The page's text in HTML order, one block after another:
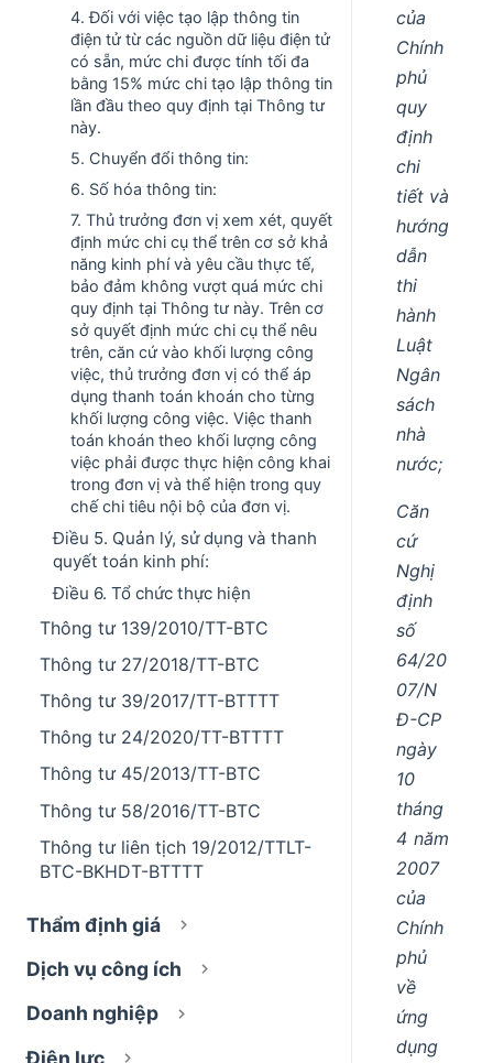
4. Đối với việc tạo lập thông tin
điện tử từ các nguồn dữ liệu điện tử
có sẵn, mức chi được tính tối đa
bằng 15% mức chi tạo lập thông tin
lần đầu theo quy định tại Thông tư
này.
5. Chuyển đổi thông tin:
6. Số hóa thông tin:
7. Thủ trưởng đơn vị xem xét, quyết
định mức chi cụ thể trên cơ sở khả
năng kinh phí và yêu cầu thực tế,
bảo đảm không vượt quá mức chi
quy định tại Thông tư này. Trên cơ
sở quyết định mức chi cụ thể nêu
trên, căn cứ vào khối lượng công
việc, thủ trưởng đơn vị có thể áp
dụng thanh toán khoán cho từng
khối lượng công việc. Việc thanh
toán khoán theo khối lượng công
việc phải được thực hiện công khai
trong đơn vị và thể hiện trong quy
chế chi tiêu nội bộ của đơn vị.
Điều 5. Quản lý, sử dụng và thanh
quyết toán kinh phí:
Điều 6. Tổ chức thực hiện
Thông tư 139/2010/TT-BTC
Thông tư 27/2018/TT-BTC
Thông tư 39/2017/TT-BTTTT
Thông tư 24/2020/TT-BTTTT
Thông tư 45/2013/TT-BTC
Thông tư 58/2016/TT-BTC
Thông tư liên tịch 19/2012/TTLT-
BTC-BKHDT-BTTTT
Thẩm định giá
Dịch vụ công ích
Doanh nghiệp
Điện lực
của
Chính
phủ
quy
định
chi
tiết và
hướng
dẫn
thi
hành
Luật
Ngân
sách
nhà
nước;
Căn
cứ
Nghị
định
số
64/20
07/N
Đ-CP
ngày
10
tháng
4 năm
2007
của
Chính
phủ
về
ứng
dụng